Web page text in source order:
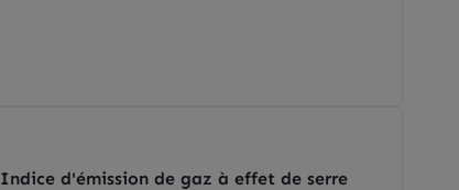
Indice d'émission de gaz à effet de serre